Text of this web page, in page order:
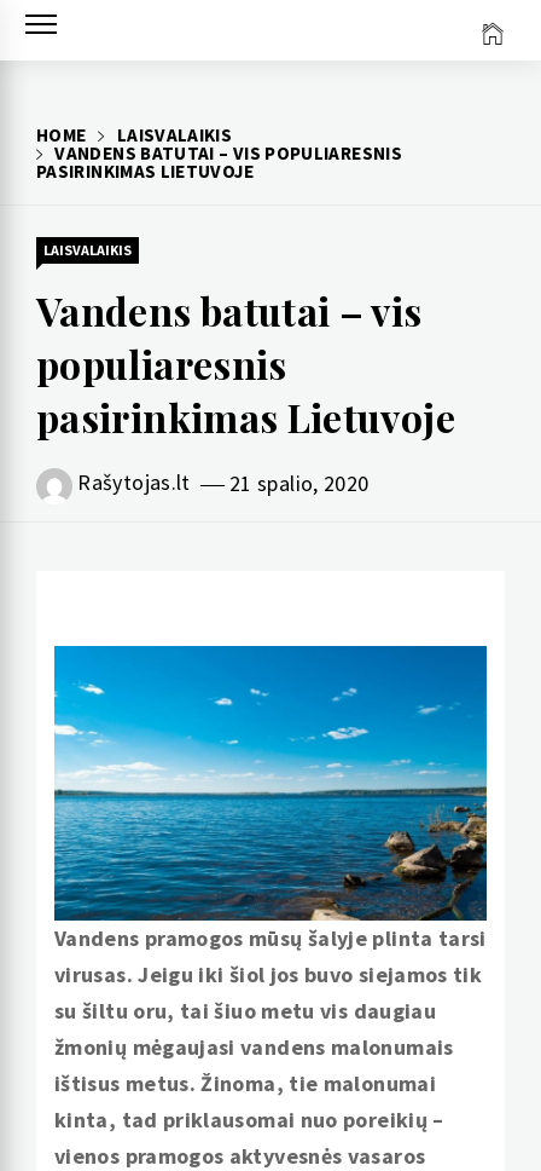
Skip
HOME
LAISVALAIKIS
VANDENS BATUTAI – VIS POPULIARESNIS
PASIRINKIMAS LIETUVOJE
LAISVALAIKIS
Vandens batutai – vis
populiaresnis
pasirinkimas Lietuvoje
Rašytojas.lt 21 spalio, 2020
Vandens pramogos mūsų šalyje plinta tarsi
virusas. Jeigu iki šiol jos buvo siejamos tik
su šiltu oru, tai šiuo metu vis daugiau
žmonių mėgaujasi vandens malonumais
ištisus metus. Žinoma, tie malonumai
kinta, tad priklausomai nuo poreikių –
vienos pramogos aktyvesnės vasaros